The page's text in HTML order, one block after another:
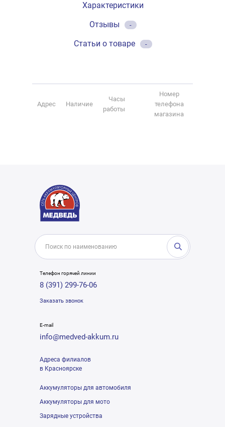
Характеристики
Отзывы
-
Статьи о товаре -
Адрес Наличие
Часы
работы
Номер
телефона
магазина
Телефон горячей линии
8 (391) 299-76-06
Заказать звонок
E-mail
info@medved-akkum.ru
Адреса филиалов
в Красноярске
Аккумуляторы для автомобиля
Аккумуляторы для мото
Зарядные устройства